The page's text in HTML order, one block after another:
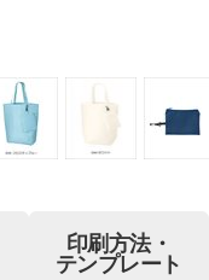
印刷方法・
テンプレート